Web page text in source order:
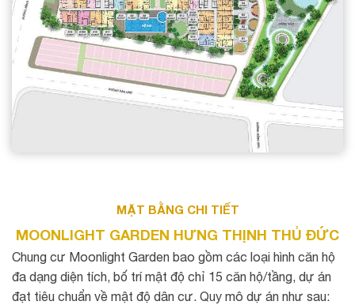
MẶT BẰNG CHI TIẾT
MOONLIGHT GARDEN HƯNG THỊNH THỦ ĐỨC
Chung cư Moonlight Garden bao gồm các loại hình căn hộ
đa dạng diện tích, bố trí mật độ chỉ 15 căn hộ/tầng, dự án
đạt tiêu chuẩn về mật độ dân cư. Quy mô dự án như sau: